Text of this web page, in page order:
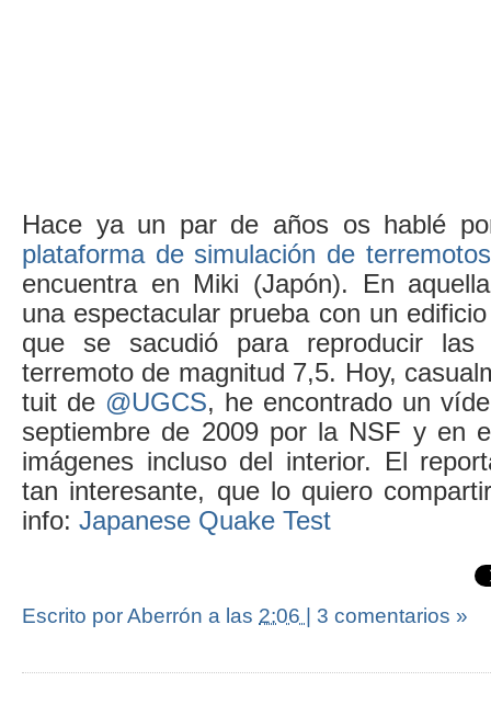
Hace ya un par de años os hablé
plataforma de simulación de
encuentra en Miki (Japón). En
una espectacular prueba con un
que se sacudió para reproducir las
terremoto de magnitud 7,5. Hoy,
tuit de @UGCS, he encontrado un
septiembre de 2009 por la NSF y en
imágenes incluso del interior. El
tan interesante, que lo quiero
info: Japanese Quake Test
Escrito por Aberrón a las 2:06 | 3 comentarios »